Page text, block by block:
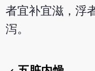
者宜补宜滋，浮
泻。